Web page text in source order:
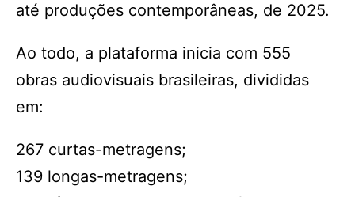
até produções contemporâneas, de 2025.
Ao todo, a plataforma inicia com 555
obras audiovisuais brasileiras, divididas
em:
267 curtas-metragens;
139 longas-metragens;